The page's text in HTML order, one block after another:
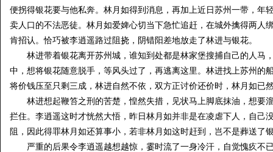
便拐得银花要与他私奔。林月如得到消息，再加上近日苏州一带，年
卖人口的不法恶徒。林月如爱婢心切当下急忙追赶，在城外擒得两人
肯招认。恰巧被李逍遥路过阻挠，阴错阳差地放走了林进与银花。
林进带着银花离开苏州城，谁知到处都是林家堡搜捕自己的人马
中，想将银花随意脱手，等风头过了，再逃离这里。林进找上苏州的
将价钱压至只剩三成，林进自然不依，双方正讨价还价时，林月如已
林进想起鞭笞之刑的苦楚，惶然失措，见状马上脚底抹油，想要
拦住。李逍遥这时才恍然大悟，昨日林月如并非是在凌虐下人，自己
阻，因此得罪林月如还算事小，若非林月如这时赶到，岂不是葬送了
严重的后果令李逍遥越想越惊，霎时流了一身冷汗，自觉愧疚不